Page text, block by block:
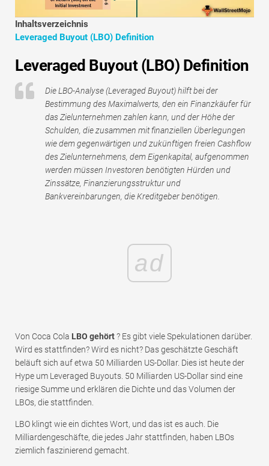
Tutorials zur Finanzmodellierung
Vollständige Form
Risikomanagement-Tutorials
Inhaltsverzeichnis
Leveraged Buyout (LBO) Definition
Leveraged Buyout (LBO) Definition
Die LBO-Analyse (Leveraged Buyout) hilft bei der
Bestimmung des Maximalwerts, den ein Finanzkäufer für
das Zielunternehmen zahlen kann, und der Höhe der
Schulden, die zusammen mit finanziellen Überlegungen
wie dem gegenwärtigen und zukünftigen freien Cashflow
des Zielunternehmens, dem Eigenkapital, aufgenommen
werden müssen Investoren benötigten Hürden und
Zinssätze, Finanzierungsstruktur und
Bankvereinbarungen, die Kreditgeber benötigen.
ad
Von Coca Cola LBO gehört? Es gibt viele Spekulationen darüber.
Wird es stattfinden? Wird es nicht? Das geschätzte Geschäft
beläuft sich auf etwa 50 Milliarden US-Dollar. Dies ist heute der
Hype um Leveraged Buyouts. 50 Milliarden US-Dollar sind eine
riesige Summe und erklären die Dichte und das Volumen der
LBOs, die stattfinden.
LBO klingt wie ein dichtes Wort, und das ist es auch. Die
Milliardengeschäfte, die jedes Jahr stattfinden, haben LBOs
ziemlich faszinierend gemacht.